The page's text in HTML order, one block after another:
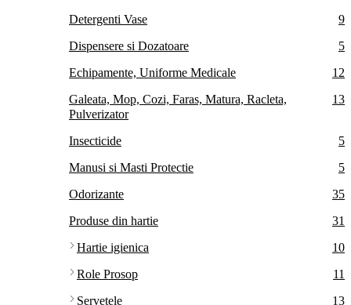
Detergenti Vase
9
Dispensere si Dozatoare
5
Echipamente, Uniforme Medicale
12
Galeata, Mop, Cozi, Faras, Matura, Racleta,
Pulverizator
13
Insecticide
5
Manusi si Masti Protectie
5
Odorizante
35
Produse din hartie
31
Hartie igienica
10
Role Prosop
11
Servetele
13